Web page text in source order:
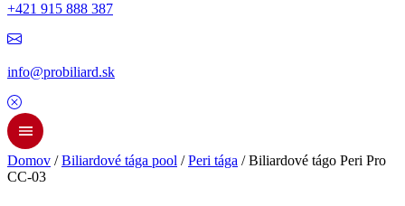
+421 915 888 387
info@probiliard.sk
Domov /Biliardové tága pool /Peri tága / Biliardové tágo Peri Pro
CC-03